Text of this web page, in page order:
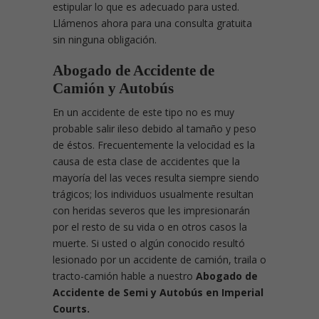
estipular lo que es adecuado para usted.
Llámenos ahora para una consulta gratuita
sin ninguna obligación.
Abogado de Accidente de
Camión y Autobús
En un accidente de este tipo no es muy
probable salir ileso debido al tamaño y peso
de éstos. Frecuentemente la velocidad es la
causa de esta clase de accidentes que la
mayoría del las veces resulta siempre siendo
trágicos; los individuos usualmente resultan
con heridas severos que les impresionarán
por el resto de su vida o en otros casos la
muerte. Si usted o algún conocido resultó
lesionado por un accidente de camión, traila o
tracto-camión hable a nuestro Abogado de
Accidente de Semi y Autobús en Imperial
Courts.